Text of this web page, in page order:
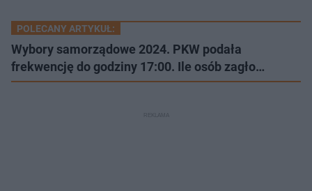
POLECANY ARTYKUŁ:
Wybory samorządowe 2024. PKW podała
frekwencję do godziny 17:00. Ile osób zagło…